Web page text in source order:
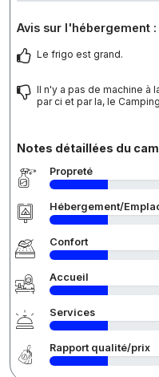
Avis sur l'hébergement :
Le frigo est grand.
Il n'y a pas de machine à
par ci et par la, le
Notes détaillées du
Propreté
Hébergement/
Confort
Accueil
Services
Rapport qualité/prix